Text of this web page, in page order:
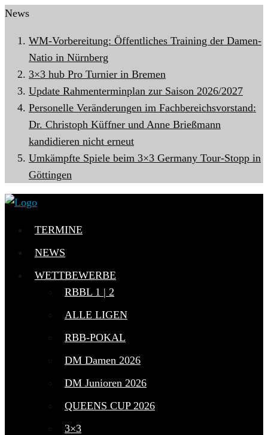
News
WM-Vorbereitung: Öffentliches Training der Damen-
Natio in Nürnberg
3×3 hub Pro Turnier in Bremen
Update Rahmenterminplan zur Saison 2026/2027
Personelle Veränderungen im Fachbereichsvorstand:
Dr. Christoph Küffner und Anne Brießmann
kandidieren nicht erneut
Umkämpfte Spiele beim 3×3 Germany Tour-Stopp in
Göttingen
TERMINE
NEWS
WETTBEWERBE
RBBL 1 | 2
ALLE LIGEN
RBB-POKAL
DM Damen 2026
DM Junioren 2026
QUEENS CUP 2026
3×3
HERREN